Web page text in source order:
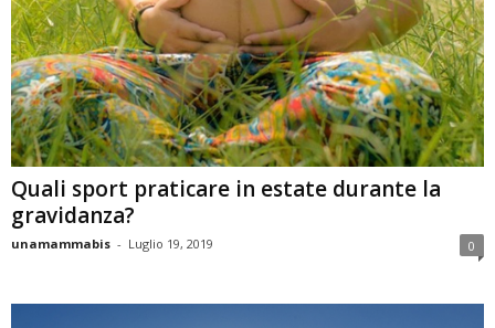
Quali sport praticare in estate durante la
gravidanza?
unamammabis - Luglio 19, 2019 0